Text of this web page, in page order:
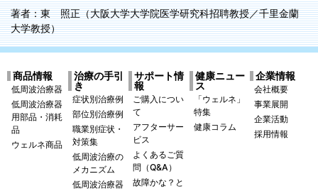
著者：東 照正（大阪大学大学院医学研究科招聘教授／千里金蘭
大学教授）
商品情報
低周波治療器
低周波治療器
用部品・消耗
品
ウェルネ商品
治療の手引
き
症状別治療例
部位別治療例
職業別症状・
対策集
低周波治療の
メカニズム
低周波治療器
サポート情
報
ご購入につい
て
アフターサー
ビス
よくあるご質
問（Q&A）
故障かな？と
健康ニュー
ス
「ウェルネ」
特集
健康コラム
企業情報
会社概要
事業展開
企業活動
採用情報